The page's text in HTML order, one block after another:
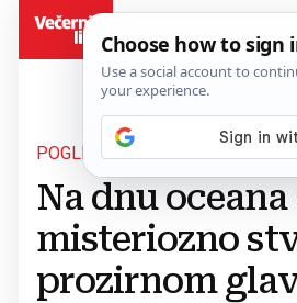
POGLEDAJTE
Na dnu
misteriozno
prozirnom